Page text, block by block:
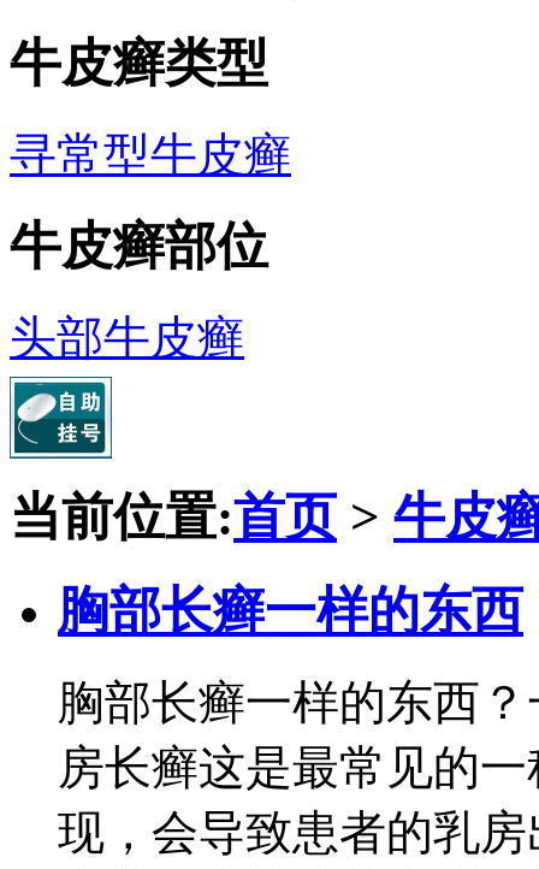
牛皮癣类型
寻常型牛皮癣
牛皮癣部位
头部牛皮癣
当前位置:首页> 牛皮
胸部长癣一样的东西
胸部长癣一样的东西
房长癣这是最常见的
现，会导致患者的乳